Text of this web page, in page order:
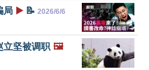
局 ▶️ 📝 2026/6/6
立坚被调职 🖼️